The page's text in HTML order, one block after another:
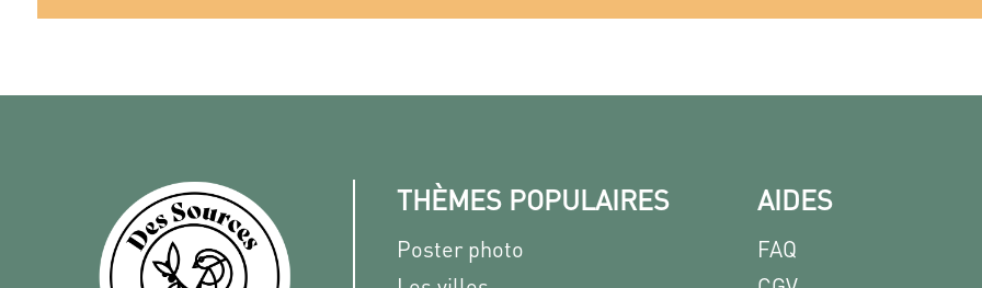
THÈMES POPULAIRES
Poster photo
AIDES
FAQ